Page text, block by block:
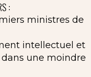
:
ministres de
intellectuel et
une moindre